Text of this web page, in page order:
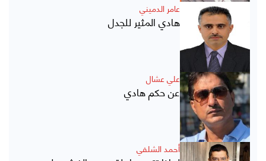
عامر الدميني
هادي المثير للجدل
علي عشال
عن حكم هادي
أحمد الشلفي